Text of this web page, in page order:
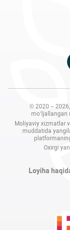
© 2020 –
Moliyaviy xizmatlar
muddatida
Oxirgi
Loyiha